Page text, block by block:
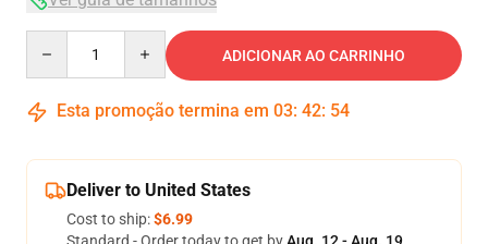
ADICIONAR AO CARRINHO
Esta promoção termina em 03: 42: 53
Deliver to United States
Cost to ship:$6.99